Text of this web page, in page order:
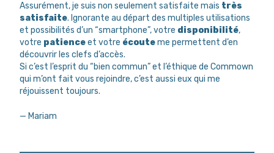
Assurément, je suis non seulement satisfaite mais très
satisfaite. Ignorante au départ des multiples utilisations
et possibilités d’un “smartphone”, votre disponibilité,
votre patienceet votre écouteme permettent d’en
découvrir les clefs d’accès.
Si c’est l’esprit du “bien commun” et l’éthique de Commown
qui m’ont fait vous rejoindre, c’est aussi eux qui me
réjouissent toujours.
— Mariam